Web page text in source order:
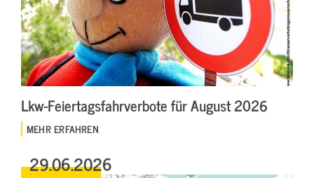
Lkw-Feiertagsfahrverbote für August 2026
MEHR ERFAHREN
29.06.2026